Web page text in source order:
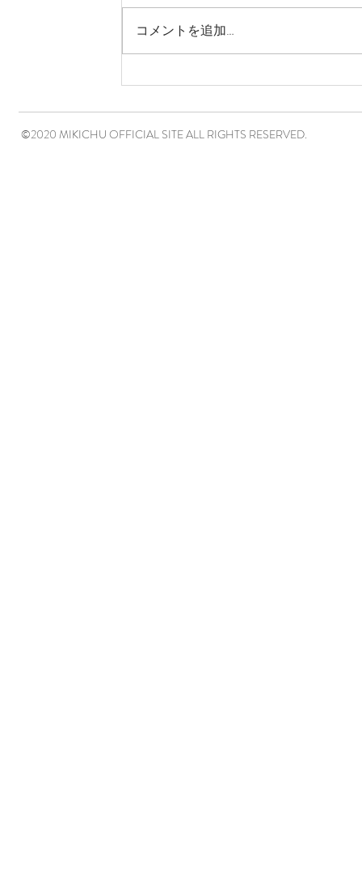
コメントを追加…
©2020 MIKICHU OFFICIAL SITE ALL RIGHTS RESERVED.